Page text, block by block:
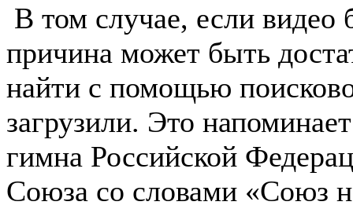
В том случае, если видео
причина может быть
найти с помощью
загрузили. Это
гимна Российской
Союза со словами «Союз